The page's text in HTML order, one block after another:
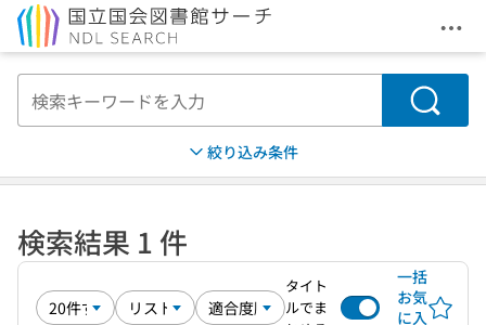
メ
検索
絞り込み条件
検索結果 1 件
タイト
ルでま
一括
お気
に入